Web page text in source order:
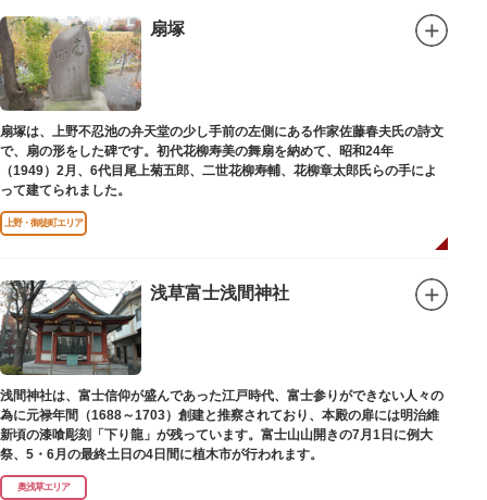
扇塚
扇塚は、上野不忍池の弁天堂の少し手前の左側にある作家佐藤春夫氏の詩文
で、扇の形をした碑です。初代花柳寿美の舞扇を納めて、昭和24年
（1949）2月、6代目尾上菊五郎、二世花柳寿輔、花柳章太郎氏らの手によ
って建てられました。
上野・御徒町エリア
浅草富士浅間神社
浅間神社は、富士信仰が盛んであった江戸時代、富士参りができない人々の
為に元禄年間（1688～1703）創建と推察されており、本殿の扉には明治維
新頃の漆喰彫刻「下り龍」が残っています。富士山山開きの7月1日に例大
祭、5・6月の最終土日の4日間に植木市が行われます。
奥浅草エリア